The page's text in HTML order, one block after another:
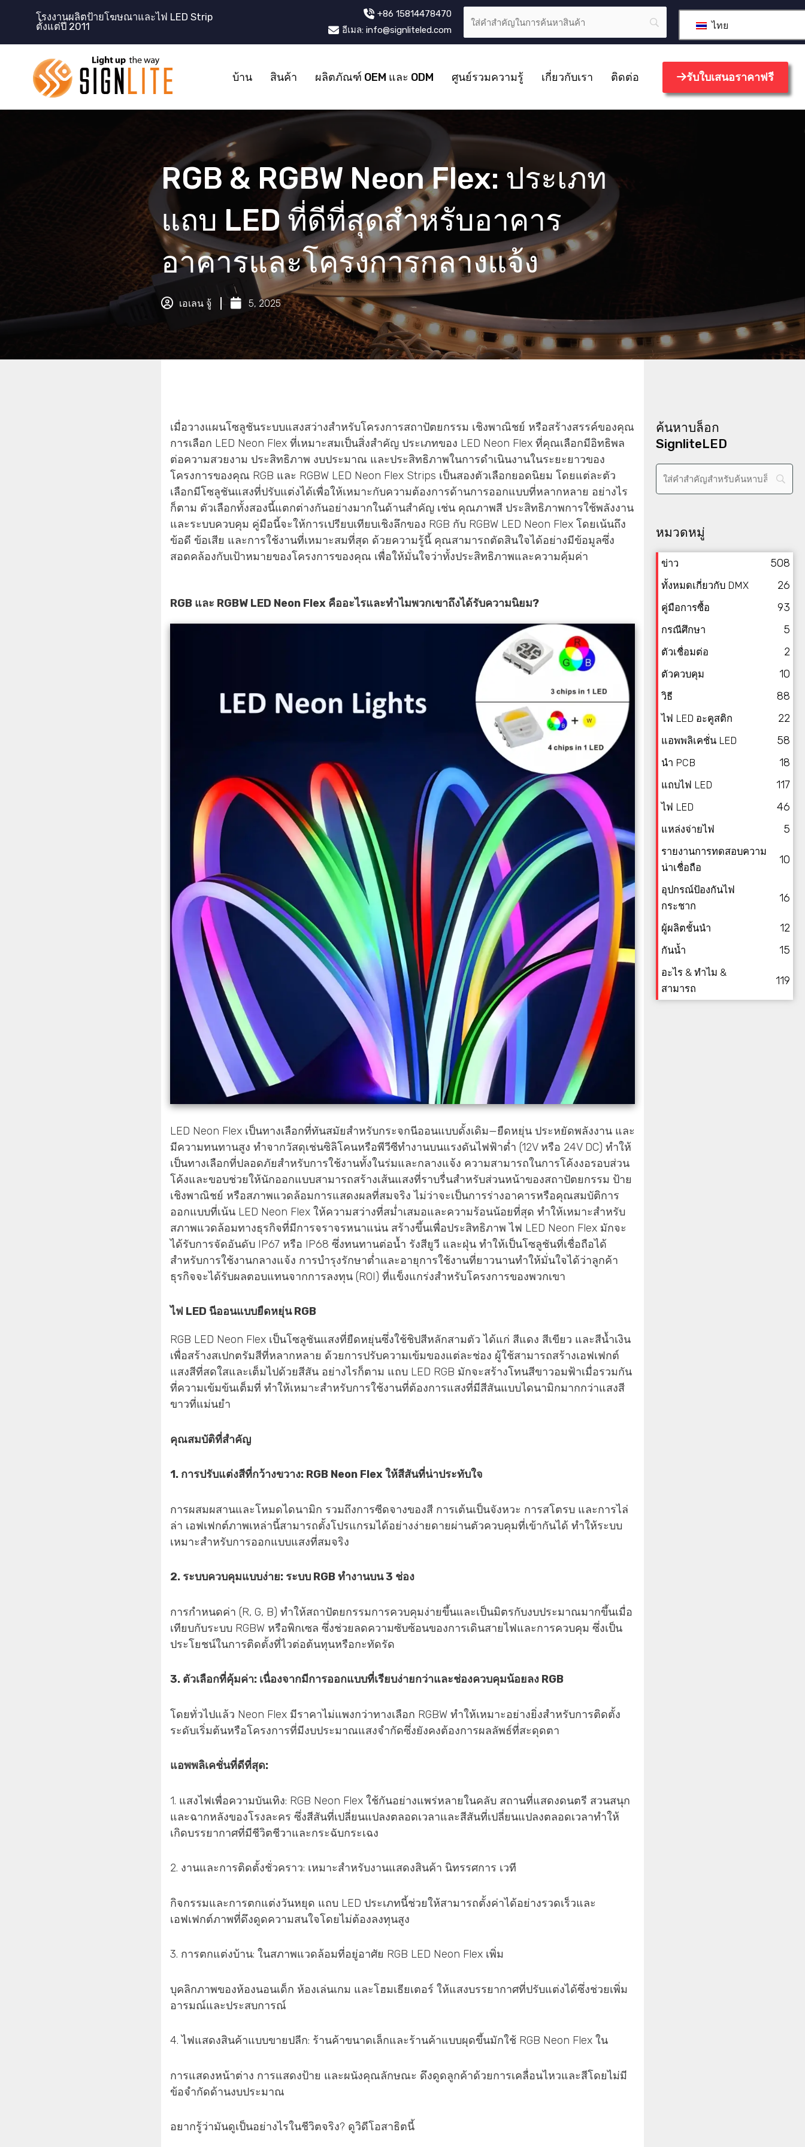
โรงงานผลิตป้ายโฆษณาและไฟ LED Strip
ตั้งแต่ปี 2011
+86 15814478470
อีเมล: info@signliteled.com
ไทย
บ้าน สินค้า ผลิตภัณฑ์ OEM และ ODM ศูนย์รวมความรู้ เกี่ยวกับเรา ติดต่อ รับใบเสนอราคาฟรี
RGB & RGBW Neon Flex: ประเภท
แถบ LED ที่ดีที่สุดสำหรับอาคาร
อาคารและโครงการกลางแจ้ง
เอเลน จู้ 5, 2025
เมื่อวางแผนโซลูชันระบบแสงสว่างสำหรับโครงการสถาปัตยกรรม เชิงพาณิชย์ หรือสร้างสรรค์ของคุณ
การเลือก LED Neon Flex ที่เหมาะสมเป็นสิ่งสำคัญ ประเภทของ LED Neon Flex ที่คุณเลือกมีอิทธิพล
ต่อความสวยงาม ประสิทธิภาพ งบประมาณ และประสิทธิภาพในการดำเนินงานในระยะยาวของ
โครงการของคุณ RGB และ RGBW LED Neon Flex Strips เป็นสองตัวเลือกยอดนิยม โดยแต่ละตัว
เลือกมีโซลูชันแสงที่ปรับแต่งได้เพื่อให้เหมาะกับความต้องการด้านการออกแบบที่หลากหลาย อย่างไร
ก็ตาม ตัวเลือกทั้งสองนี้แตกต่างกันอย่างมากในด้านสำคัญ เช่น คุณภาพสี ประสิทธิภาพการใช้พลังงาน
และระบบควบคุม คู่มือนี้จะให้การเปรียบเทียบเชิงลึกของ RGB กับ RGBW LED Neon Flex โดยเน้นถึง
ข้อดี ข้อเสีย และการใช้งานที่เหมาะสมที่สุด ด้วยความรู้นี้ คุณสามารถตัดสินใจได้อย่างมีข้อมูลซึ่ง
สอดคล้องกับเป้าหมายของโครงการของคุณ เพื่อให้มั่นใจว่าทั้งประสิทธิภาพและความคุ้มค่า
RGB และ RGBW LED Neon Flex คืออะไรและทำไมพวกเขาถึงได้รับความนิยม?
LED Neon Flex เป็นทางเลือกที่ทันสมัยสำหรับกระจกนีออนแบบดั้งเดิม—ยืดหยุ่น ประหยัดพลังงาน และ
มีความทนทานสูง ทำจากวัสดุเช่นซิลิโคนหรือพีวีซีทำงานบนแรงดันไฟฟ้าต่ำ (12V หรือ 24V DC) ทำให้
เป็นทางเลือกที่ปลอดภัยสำหรับการใช้งานทั้งในร่มและกลางแจ้ง ความสามารถในการโค้งงอรอบส่วน
โค้งและขอบช่วยให้นักออกแบบสามารถสร้างเส้นแสงที่ราบรื่นสำหรับส่วนหน้าของสถาปัตยกรรม ป้าย
เชิงพาณิชย์ หรือสภาพแวดล้อมการแสดงผลที่สมจริง ไม่ว่าจะเป็นการร่างอาคารหรือคุณสมบัติการ
ออกแบบที่เน้น LED Neon Flex ให้ความสว่างที่สม่ำเสมอและความร้อนน้อยที่สุด ทำให้เหมาะสำหรับ
สภาพแวดล้อมทางธุรกิจที่มีการจราจรหนาแน่น สร้างขึ้นเพื่อประสิทธิภาพ ไฟ LED Neon Flex มักจะ
ได้รับการจัดอันดับ IP67 หรือ IP68 ซึ่งทนทานต่อน้ำ รังสียูวี และฝุ่น ทำให้เป็นโซลูชันที่เชื่อถือได้
สำหรับการใช้งานกลางแจ้ง การบำรุงรักษาต่ำและอายุการใช้งานที่ยาวนานทำให้มั่นใจได้ว่าลูกค้า
ธุรกิจจะได้รับผลตอบแทนจากการลงทุน (ROI) ที่แข็งแกร่งสำหรับโครงการของพวกเขา
ไฟ LED นีออนแบบยืดหยุ่น RGB
RGB LED Neon Flex เป็นโซลูชันแสงที่ยืดหยุ่นซึ่งใช้ชิปสีหลักสามตัว ได้แก่ สีแดง สีเขียว และสีน้ำเงิน
เพื่อสร้างสเปกตรัมสีที่หลากหลาย ด้วยการปรับความเข้มของแต่ละช่อง ผู้ใช้สามารถสร้างเอฟเฟกต์
แสงสีที่สดใสและเต็มไปด้วยสีสัน อย่างไรก็ตาม แถบ LED RGB มักจะสร้างโทนสีขาวอมฟ้าเมื่อรวมกัน
ที่ความเข้มข้นเต็มที่ ทำให้เหมาะสำหรับการใช้งานที่ต้องการแสงที่มีสีสันแบบไดนามิกมากกว่าแสงสี
ขาวที่แม่นยำ
คุณสมบัติที่สำคัญ
1. การปรับแต่งสีที่กว้างขวาง: RGB Neon Flex ให้สีสันที่น่าประทับใจ
การผสมผสานและโหมดไดนามิก รวมถึงการซีดจางของสี การเต้นเป็นจังหวะ การสโตรบ และการไล่
ล่า เอฟเฟกต์ภาพเหล่านี้สามารถตั้งโปรแกรมได้อย่างง่ายดายผ่านตัวควบคุมที่เข้ากันได้ ทำให้ระบบ
เหมาะสำหรับการออกแบบแสงที่สมจริง
2. ระบบควบคุมแบบง่าย: ระบบ RGB ทำงานบน 3 ช่อง
การกำหนดค่า (R, G, B) ทำให้สถาปัตยกรรมการควบคุมง่ายขึ้นและเป็นมิตรกับงบประมาณมากขึ้นเมื่อ
เทียบกับระบบ RGBW หรือพิกเซล ซึ่งช่วยลดความซับซ้อนของการเดินสายไฟและการควบคุม ซึ่งเป็น
ประโยชน์ในการติดตั้งที่ไวต่อต้นทุนหรือกะทัดรัด
3. ตัวเลือกที่คุ้มค่า: เนื่องจากมีการออกแบบที่เรียบง่ายกว่าและช่องควบคุมน้อยลง RGB
โดยทั่วไปแล้ว Neon Flex มีราคาไม่แพงกว่าทางเลือก RGBW ทำให้เหมาะอย่างยิ่งสำหรับการติดตั้ง
ระดับเริ่มต้นหรือโครงการที่มีงบประมาณแสงจำกัดซึ่งยังคงต้องการผลลัพธ์ที่สะดุดตา
แอพพลิเคชั่นที่ดีที่สุด:
1. แสงไฟเพื่อความบันเทิง: RGB Neon Flex ใช้กันอย่างแพร่หลายในคลับ สถานที่แสดงดนตรี สวนสนุก
และฉากหลังของโรงละคร ซึ่งสีสันที่เปลี่ยนแปลงตลอดเวลาและสีสันที่เปลี่ยนแปลงตลอดเวลาทำให้
เกิดบรรยากาศที่มีชีวิตชีวาและกระฉับกระเฉง
2. งานและการติดตั้งชั่วคราว: เหมาะสำหรับงานแสดงสินค้า นิทรรศการ เวที
กิจกรรมและการตกแต่งวันหยุด แถบ LED ประเภทนี้ช่วยให้สามารถตั้งค่าได้อย่างรวดเร็วและ
เอฟเฟกต์ภาพที่ดึงดูดความสนใจโดยไม่ต้องลงทุนสูง
3. การตกแต่งบ้าน: ในสภาพแวดล้อมที่อยู่อาศัย RGB LED Neon Flex เพิ่ม
บุคลิกภาพของห้องนอนเด็ก ห้องเล่นเกม และโฮมเธียเตอร์ ให้แสงบรรยากาศที่ปรับแต่งได้ซึ่งช่วยเพิ่ม
อารมณ์และประสบการณ์
4. ไฟแสดงสินค้าแบบขายปลีก: ร้านค้าขนาดเล็กและร้านค้าแบบผุดขึ้นมักใช้ RGB Neon Flex ใน
การแสดงหน้าต่าง การแสดงป้าย และผนังคุณลักษณะ ดึงดูดลูกค้าด้วยการเคลื่อนไหวและสีโดยไม่มี
ข้อจำกัดด้านงบประมาณ
อยากรู้ว่ามันดูเป็นอย่างไรในชีวิตจริง? ดูวิดีโอสาธิตนี้
ค้นหาบล็อก
SignliteLED
หมวดหมู่
ข่าว 508
ทั้งหมดเกี่ยวกับ DMX 26
คู่มือการซื้อ 93
กรณีศึกษา 5
ตัวเชื่อมต่อ 2
ตัวควบคุม 10
วิธี 88
ไฟ LED อะคูสติก 22
แอพพลิเคชั่น LED 58
นำ PCB 18
แถบไฟ LED 117
ไฟ LED 46
แหล่งจ่ายไฟ 5
รายงานการทดสอบความ
น่าเชื่อถือ
10
อุปกรณ์ป้องกันไฟ
กระชาก
16
ผู้ผลิตชั้นนำ 12
กันน้ำ 15
อะไร & ทำไม &
สามารถ
119